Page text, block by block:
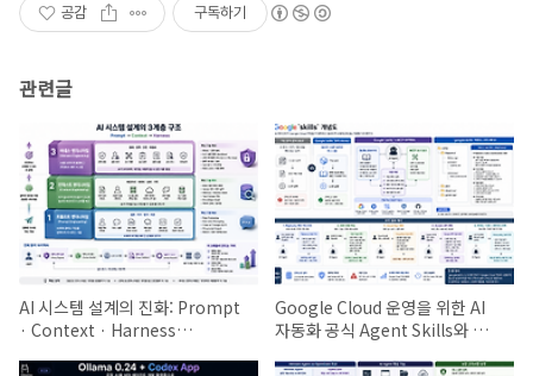
공감 구독하기
관련글
AI 시스템 설계의 진화: Prompt
· Context · Harness
Google Cloud 운영을 위한 AI
자동화 공식 Agent Skills와 운